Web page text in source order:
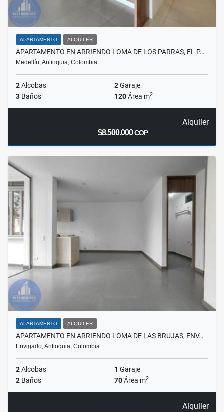
APARTAMENTO ALQUILER
APARTAMENTO EN ARRIENDO LOMA DE LOS PARRAS, EL P…
Medellín, Antioquia, Colombia
2Alcobas 2Garaje
3 Baños 120Área m2
Alquiler
$8.500.000COP
APARTAMENTO ALQUILER
APARTAMENTO EN ARRIENDO LOMA DE LAS BRUJAS, ENV…
Envigado, Antioquia, Colombia
2Alcobas 1 Garaje
2 Baños 70Área m2
Alquiler